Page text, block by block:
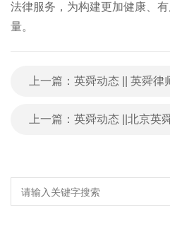
法律服务，为构建更加健康、
量。